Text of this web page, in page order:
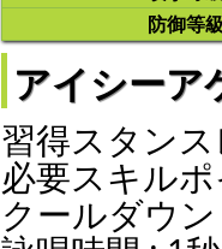
防御等
アイシー
習得スタン
必要スキル
クールダウ